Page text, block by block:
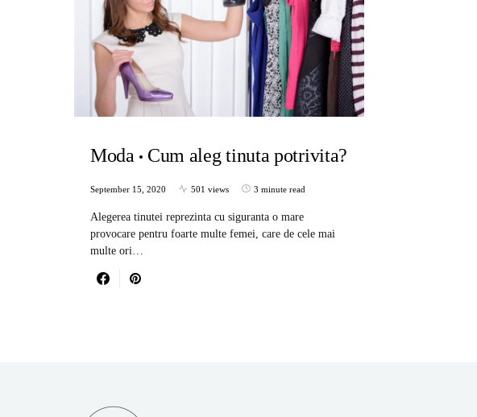
Moda Cum aleg tinuta potrivita?
September 15, 2020 501 views 3 minute read
Alegerea tinutei reprezinta cu siguranta o mare
provocare pentru foarte multe femei, care de cele mai
multe ori…